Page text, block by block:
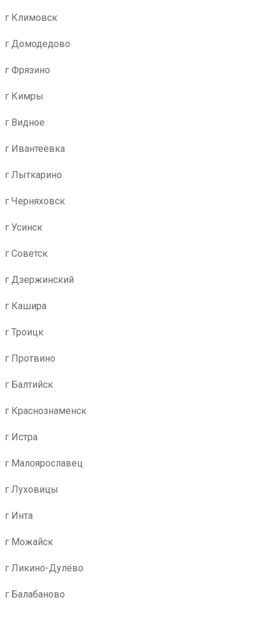
г Климовск
г Домодедово
г Фрязино
г Кимры
г Видное
г Ивантеевка
г Лыткарино
г Черняховск
г Усинск
г Советск
г Дзержинский
г Кашира
г Троицк
г Протвино
г Балтийск
г Краснознаменск
г Истра
г Малоярославец
г Луховицы
г Инта
г Можайск
г Ликино-Дулёво
г Балабаново